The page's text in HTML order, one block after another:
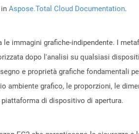
Aspose.Total Cloud Documentation.
le immagini grafiche-indipendente. I
dopo l'analisi su qualsiasi
e proprietà grafiche fondamentali
ambiente grafico, le proporzioni, le
di dispositivo di apertura.